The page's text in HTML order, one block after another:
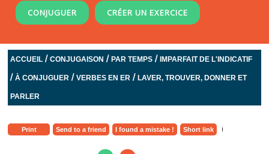
CONJUGUER CRÉER UN EXERCICE
ACCUEIL /CONJUGAISON /PAR TEMPS / IMPARFAIT DE L'INDICATIF
/À CONJUGUER /VERBES EN ER /LAVER, TROUVER, DONNER ET
PARLER
Print Send to a friend I found a mistake ! Short link